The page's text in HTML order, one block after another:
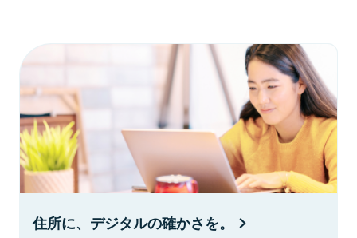
住所に、デジタルの確かさを。